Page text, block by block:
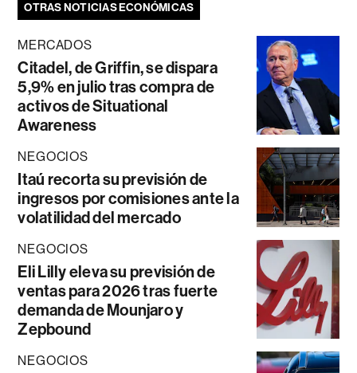
OTRAS NOTICIAS ECONÓMICAS
MERCADOS
Citadel, de Griffin, se dispara
5,9% en julio tras compra de
activos de Situational
Awareness
NEGOCIOS
Itaú recorta su previsión de
ingresos por comisiones ante la
volatilidad del mercado
NEGOCIOS
Eli Lilly eleva su previsión de
ventas para 2026 tras fuerte
demanda de Mounjaro y
Zepbound
NEGOCIOS